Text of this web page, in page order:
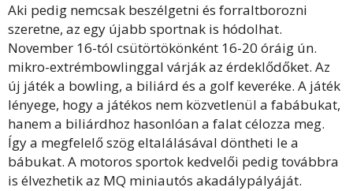
Aki pedig nemcsak beszélgetni és forraltborozni
szeretne, az egy újabb sportnak is hódolhat.
November 16-tól csütörtökönként 16-20 óráig ún.
mikro-extrémbowlinggal várják az érdeklődőket. Az
új játék a bowling, a biliárd és a golf keveréke. A játék
lényege, hogy a játékos nem közvetlenül a fabábukat,
hanem a biliárdhoz hasonlóan a falat célozza meg.
Így a megfelelő szög eltalálásával döntheti le a
bábukat. A motoros sportok kedvelői pedig továbbra
is élvezhetik az MQ miniautós akadálypályáját.